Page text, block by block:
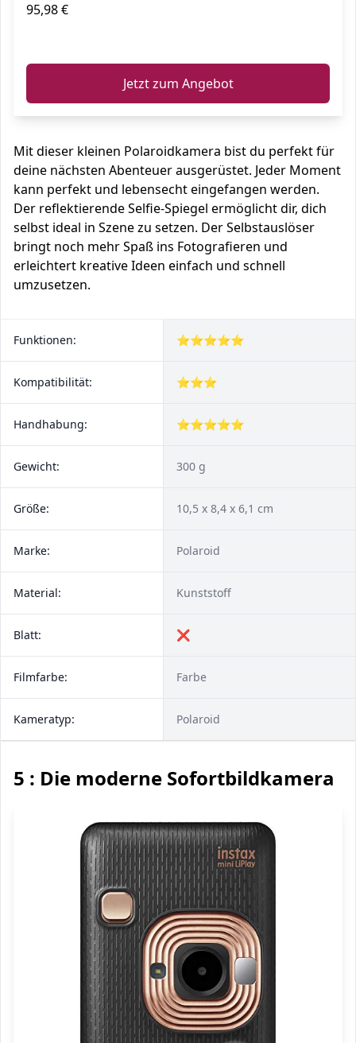
95,98 €
Jetzt zum Angebot
Mit dieser kleinen Polaroidkamera bist du perfekt für
deine nächsten Abenteuer ausgerüstet. Jeder Moment
kann perfekt und lebensecht eingefangen werden.
Der reflektierende Selfie-Spiegel ermöglicht dir, dich
selbst ideal in Szene zu setzen. Der Selbstauslöser
bringt noch mehr Spaß ins Fotografieren und
erleichtert kreative Ideen einfach und schnell
umzusetzen.
Funktionen: ⭐⭐⭐⭐⭐
Kompatibilität: ⭐⭐⭐
Handhabung: ⭐⭐⭐⭐⭐
Gewicht: 300 g
Größe: 10,5 x 8,4 x 6,1 cm
Marke: Polaroid
Material: Kunststoff
Blatt: ❌
Filmfarbe: Farbe
Kameratyp: Polaroid
5 : Die moderne Sofortbildkamera